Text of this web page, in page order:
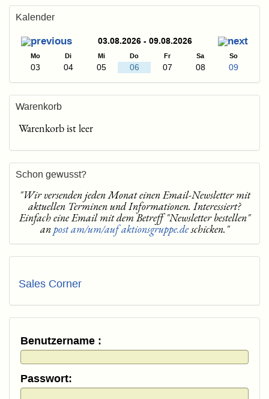
Kalender
03.08.2026 - 09.08.2026
Mo Di Mi Do Fr Sa So
03 04 05 06 07 08 09
Warenkorb
Warenkorb ist leer
Schon gewusst?
"Wir versenden jeden Monat einen Email-Newsletter mit
aktuellen Terminen und Informationen. Interessiert?
Einfach eine Email mit dem Betreff "Newsletter bestellen"
anpost am/um/auf aktionsgruppe.deschicken."
Sales Corner
Benutzername :
Passwort: